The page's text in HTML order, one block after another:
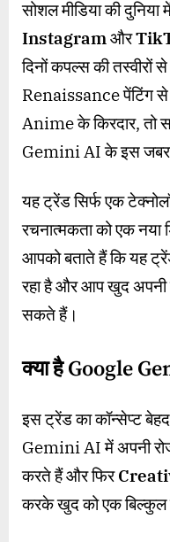
सोशल मीडिया की
Instagram और
दिनों कपल्स की तस्वीरों
Renaissance पेंटिंग से
Anime के किरदार, तो
Gemini AI के इस
यह ट्रेंड सिर्फ एक
रचनात्मकता को एक
आपको बताते हैं कि यह
रहा है और आप खुद अपनी
सकते हैं।
क्या हैGoogle
इस ट्रेंड का कॉन्सेप्ट
Gemini AI में अपनी
करते हैं और फिर
करके खुद को एक बिल्कुल